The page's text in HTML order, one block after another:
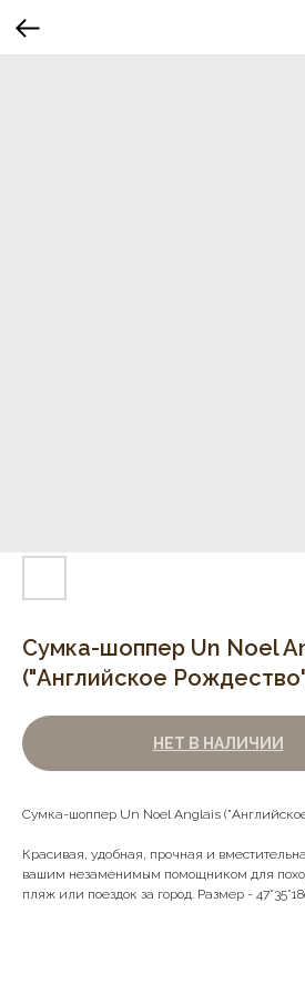
Сумка-шоппер Un Noel
("Английское
НЕТ В НАЛИЧИИ
Сумка-шоппер Un Noel Anglais
Красивая, удобная, прочная и
вашим незаменимым помощником для
пляж или поездок за город. Размер -